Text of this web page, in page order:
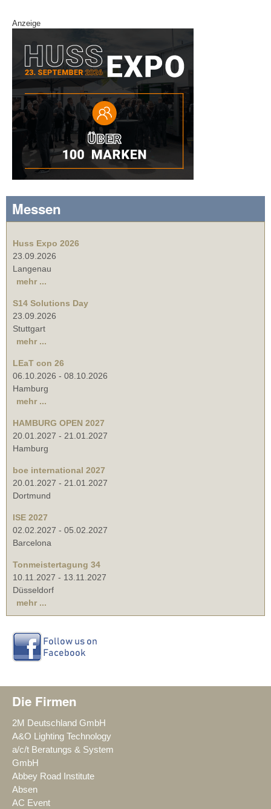
Anzeige
Messen
Huss Expo 2026
23.09.2026
Langenau
mehr ...
S14 Solutions Day
23.09.2026
Stuttgart
mehr ...
LEaT con 26
06.10.2026 - 08.10.2026
Hamburg
mehr ...
HAMBURG OPEN 2027
20.01.2027 - 21.01.2027
Hamburg
boe international 2027
20.01.2027 - 21.01.2027
Dortmund
ISE 2027
02.02.2027 - 05.02.2027
Barcelona
Tonmeistertagung 34
10.11.2027 - 13.11.2027
Düsseldorf
mehr ...
Die Firmen
2M Deutschland GmbH
A&O Lighting Technology
a/c/t Beratungs & System
GmbH
Abbey Road Institute
Absen
AC Event